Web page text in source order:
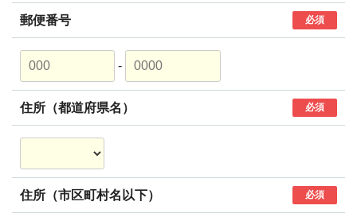
郵便番号 必須
-
住所（都道府県名） 必須
住所（市区町村名以下） 必須